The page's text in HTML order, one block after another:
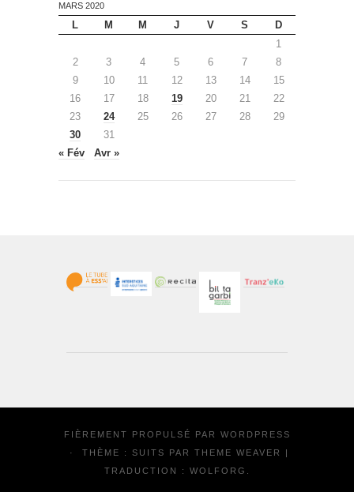
MARS 2020
L M M J V S
D
1
2
3 4 5 6 7
8
9
10 11 12 13 14
15
16
17 18 19 20 21
22
23
24 25 26 27 28
29
30
31
« Fév
Avr »
FIÈREMENT PROPULSÉ PAR WORDPRESS
·
THÈME : SUITS PAR THEME WEAVER
TRADUCTION : WOLFORG .